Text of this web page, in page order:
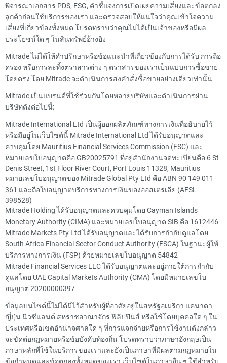
พิจารณาเอกสาร PDS, FSG, คำชี้แจงการเปิดเผยความเสี่ยงและข้อตกลง
ลูกค้าก่อนใช้บริการของเรา และตรวจสอบให้แน่ใจว่าคุณเข้าใจความ
เสี่ยงที่เกี่ยวข้องทั้งหมด โปรดทราบว่าคุณไม่ได้เป็นเจ้าของหรือมีผล
ประโยชน์ใด ๆ ในสินทรัพย์อ้างอิง
Mitrade ไม่ได้ให้คำปรึกษาหรือข้อแนะนำที่เกี่ยวข้องกับการได้รับ การถือ
ครอง หรือการละทิ้งตราสารต่าง ๆ ตราสารของเราเป็นแบบการซื้อขาย
โดยตรง โดย Mitrade จะดำเนินการส่งคำสั่งซื้อขายอย่างเดียวเท่านั้น
Mitrade เป็นแบรนด์ที่ใช้ร่วมกันโดยหลายบริษัทและดำเนินการผ่าน
บริษัทดังต่อไปนี้:
Mitrade International Ltd เป็นผู้ออกผลิตภัณฑ์ทางการเงินที่อธิบายไว้
หรือมีอยู่ในเว็บไซต์นี้ Mitrade International Ltd ได้รับอนุญาตและ
ควบคุมโดย Mauritius Financial Services Commission (FSC) และ
หมายเลขใบอนุญาตคือ GB20025791 ที่อยู่สำนักงานจดทะเบียนคือ 6 St
Denis Street, 1st Floor River Court, Port Louis 11328, Mauritius
หมายเลขใบอนุญาตของ Mitrade Global Pty Ltd คือ ABN 90 149 011
361 และถือใบอนุญาตบริการทางการเงินของออสเตรเลีย (AFSL
398528)
Mitrade Holding ได้รับอนุญาตและควบคุมโดย Cayman Islands
Monetary Authority (CIMA) และหมายเลขใบอนุญาต SIB คือ 1612446
Mitrade Markets Pty Ltd ได้รับอนุญาตและได้รับการกำกับดูแลโดย
South Africa Financial Sector Conduct Authority (FSCA) ในฐานะผู้ให้
บริการทางการเงิน (FSP) ด้วยหมายเลขใบอนุญาต 54842
Mitrade Financial Services LLC ได้รับอนุญาตและอยู่ภายใต้การกำกับ
ดูแลโดย UAE Capital Markets Authority (CMA) โดยมีหมายเลขใบ
อนุญาต 20200000397
ข้อมูลบนไซต์นี้ไม่ได้มีไว้สำหรับผู้ที่อาศัยอยู่ในสหรัฐอเมริกา แคนาดา
ญี่ปุ่น นิวซีแลนด์ สหราชอาณาจักร ฟิลิปปินส์ หรือใช้โดยบุคคลใด ๆ ใน
ประเทศหรือเขตอำนาจศาลใด ๆ ที่การแจกจ่ายหรือการใช้งานดังกล่าว
จะขัดต่อกฎหมายหรือข้อบังคับท้องถิ่น โปรดทราบว่าภาษาอังกฤษเป็น
ภาษาหลักที่ใช้ในบริการของเราและยังเป็นภาษาที่มีผลตามกฎหมายใน